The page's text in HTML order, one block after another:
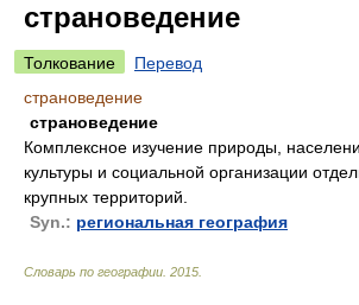
страноведение
Толкование
Перевод
страноведение
страноведение
Комплексное изучение природы,
культуры и социальной организации
крупных территорий.
Syn.: региональная география
Словарь по географии 2015